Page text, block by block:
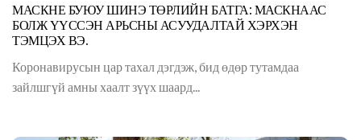
МАСКНЕ БУЮУ ШИНЭ ТӨРЛИЙН БАТГА: МАСКНААС
БОЛЖ ҮҮССЭН АРЬСНЫ АСУУДАЛТАЙ ХЭРХЭН
ТЭМЦЭХ ВЭ.
Коронавирусын цар тахал дэгдэж, бид өдөр тутамдаа
зайлшгүй амны хаалт зүүх шаард...